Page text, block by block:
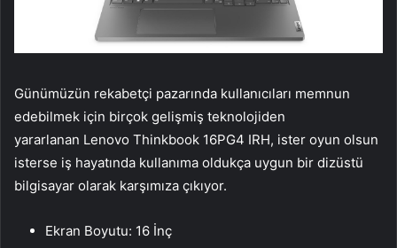
Günümüzün rekabetçi pazarında kullanıcıları memnun
edebilmek için birçok gelişmiş teknolojiden
yararlanan Lenovo Thinkbook 16PG4 IRH, ister oyun olsun
isterse iş hayatında kullanıma oldukça uygun bir dizüstü
bilgisayar olarak karşımıza çıkıyor.
Ekran Boyutu: 16 İnç